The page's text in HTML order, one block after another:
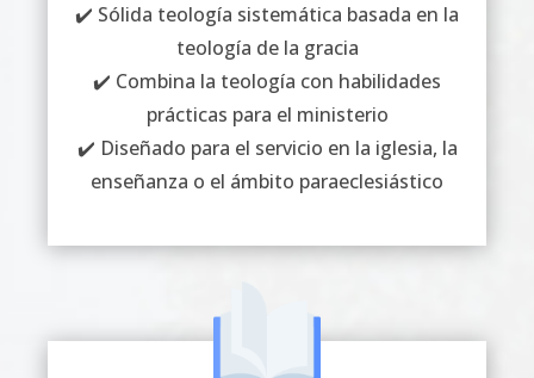
✔️ Sólida teología sistemática basada en la
teología de la gracia
✔️ Combina la teología con habilidades
prácticas para el ministerio
✔️ Diseñado para el servicio en la iglesia, la
enseñanza o el ámbito paraeclesiástico